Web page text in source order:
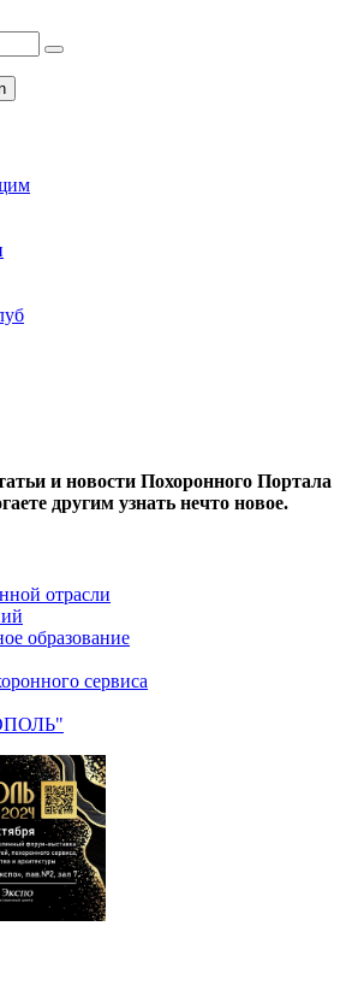
и новости Похоронного Портала
другим узнать нечто новое.
отрасли
образование
сервиса